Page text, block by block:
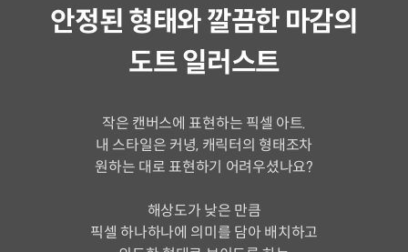
안정된 형태와 깔끔한 마감의
도트 일러스트
작은 캔버스에 표현하는 픽셀 아트.
내 스타일은 커녕, 캐릭터의 형태조차
원하는 대로 표현하기 어려우셨나요?
해상도가 낮은 만큼
픽셀 하나하나에 의미를 담아 배치하고